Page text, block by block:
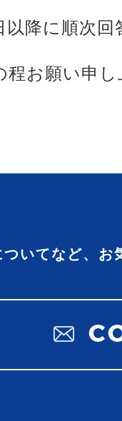
降に順次
程お願い申
いてなど、 お